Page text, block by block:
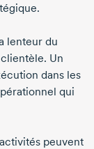
lenteur du
Un
dans les
qui
peuvent